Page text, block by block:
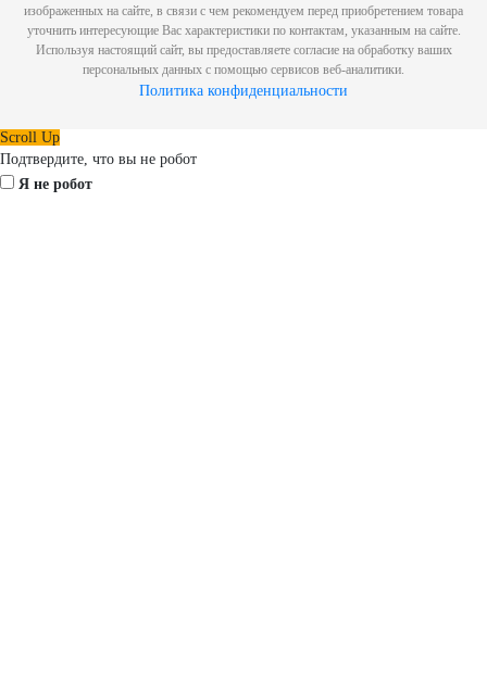
изображенных на сайте, в связи с чем рекомендуем перед приобретением товара
уточнить интересующие Вас характеристики по контактам, указанным на сайте.
Используя настоящий сайт, вы предоставляете согласие на обработку ваших
персональных данных с помощью сервисов веб-аналитики.
Политика конфиденциальности
Scroll Up
Подтвердите, что вы не робот
Я не робот